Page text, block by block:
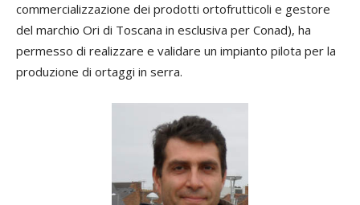
commercializzazione dei prodotti ortofrutticoli e gestore
del marchio Ori di Toscana in esclusiva per Conad), ha
permesso di realizzare e validare un impianto pilota per la
produzione di ortaggi in serra.